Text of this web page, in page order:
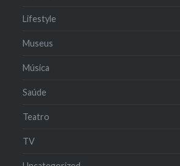
Lifestyle
Museus
Música
Saúde
Teatro
TV